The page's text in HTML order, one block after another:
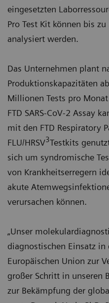
eingesetzten
Pro Test Kit können bis
analysiert werden.
Das Unternehmen plant
Produktionskapazitäten
Millionen Tests pro
FTD SARS-CoV-2 Assay
mit den FTD Respiratory
FLU/HRSV3Testkits
sich um syndromische
von Krankheitserregern
akute
verursachen können.
„Unser
diagnostischen Einsatz in
Europäischen Union zur
großer Schritt in unseren
zur Bekämpfung der